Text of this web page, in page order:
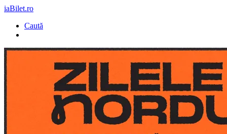
iaBilet.ro
Caută